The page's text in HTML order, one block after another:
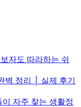
자도 따라하는 쉬
벽 정리 │ 실제 후기
자주 찾는 생활정